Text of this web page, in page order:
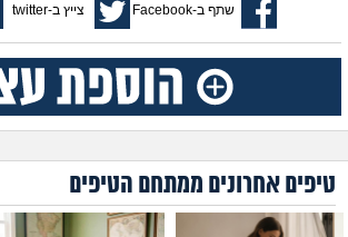
שתף ב-Facebook צייץ ב-twitter
טיפים אחרונים ממתחם הטיפים